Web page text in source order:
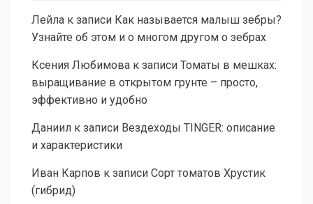
Лейла к записи Как называется малыш зебры?
Узнайте об этом и о многом другом о зебрах
Ксения Любимова к записи Томаты в мешках:
выращивание в открытом грунте – просто,
эффективно и удобно
Даниил к записи Вездеходы TINGER: описание
и характеристики
Иван Карпов к записи Сорт томатов Хрустик
(гибрид)